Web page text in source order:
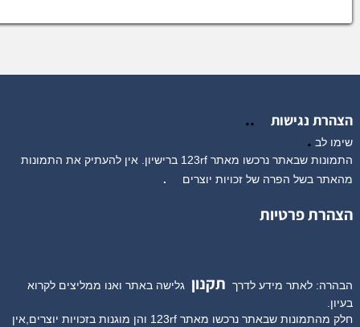
הצהרת נגישות ..
שימו לב .
התמונות שבאתר נרכשו מאתר 123rf ברישיון. אין להעתיק את התמונות
מהאתר בשל הפרה של זכויות יוצרים
.
הצהרת פרטיות
הבהרה: לאתר מידע לדרך תקנון גלישה באתר ואנו ממליצים לקרוא
בעיון.
חלק מהתמונות שבאתר נרכשו מאתר 123rf והן מוגנות בזכויות יוצרים,אין